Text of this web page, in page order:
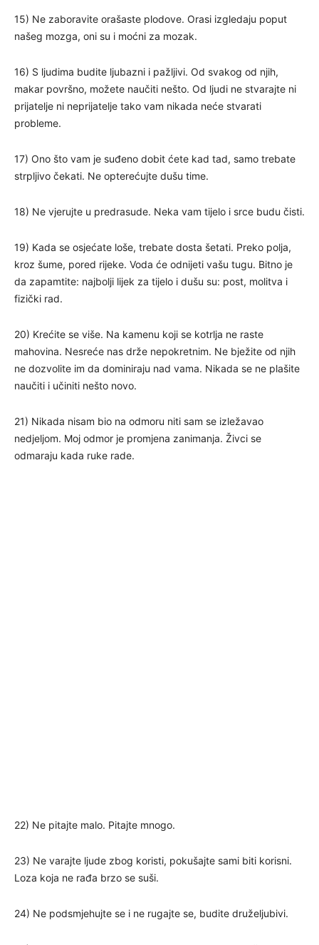
15) Ne zaboravite orašaste plodove. Orasi izgledaju poput
našeg mozga, oni su i moćni za mozak.
16) S ljudima budite ljubazni i pažljivi. Od svakog od njih,
makar površno, možete naučiti nešto. Od ljudi ne stvarajte ni
prijatelje ni neprijatelje tako vam nikada neće stvarati
probleme.
17) Ono što vam je suđeno dobit ćete kad tad, samo trebate
strpljivo čekati. Ne opterećujte dušu time.
18) Ne vjerujte u predrasude. Neka vam tijelo i srce budu čisti.
19) Kada se osjećate loše, trebate dosta šetati. Preko polja,
kroz šume, pored rijeke. Voda će odnijeti vašu tugu. Bitno je
da zapamtite: najbolji lijek za tijelo i dušu su: post, molitva i
fizički rad.
20) Krećite se više. Na kamenu koji se kotrlja ne raste
mahovina. Nesreće nas drže nepokretnim. Ne bježite od njih
ne dozvolite im da dominiraju nad vama. Nikada se ne plašite
naučiti i učiniti nešto novo.
21) Nikada nisam bio na odmoru niti sam se izležavao
nedjeljom. Moj odmor je promjena zanimanja. Živci se
odmaraju kada ruke rade.
22) Ne pitajte malo. Pitajte mnogo.
23) Ne varajte ljude zbog koristi, pokušajte sami biti korisni.
Loza koja ne rađa brzo se suši.
24) Ne podsmjehujte se i ne rugajte se, budite druželjubivi.